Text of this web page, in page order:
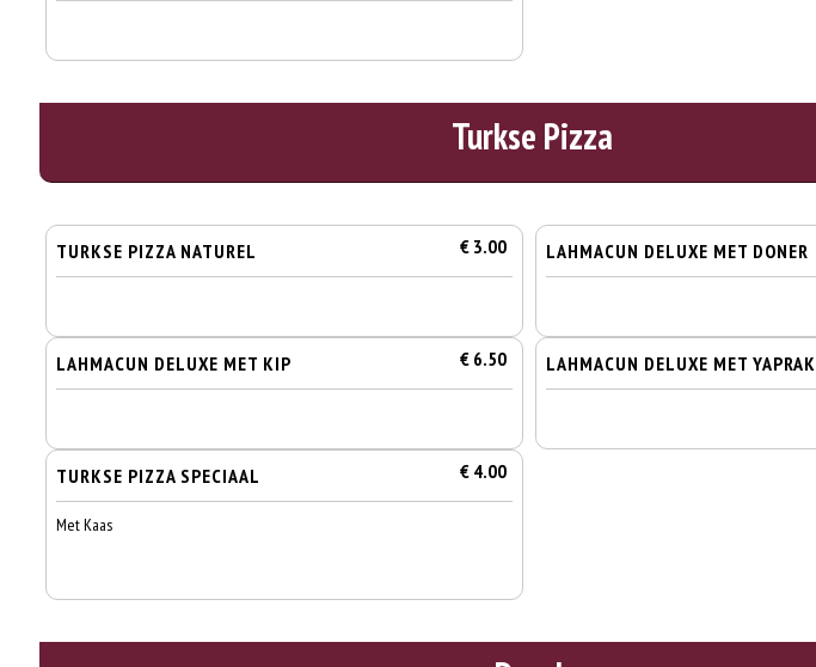
Turkse Pizza
TURKSE PIZZA NATUREL € 3.00 LAHMACUN DELUXE MET DONER
LAHMACUN DELUXE MET KIP € 6.50 LAHMACUN DELUXE MET YAPRAK
TURKSE PIZZA SPECIAAL € 4.00
Met Kaas